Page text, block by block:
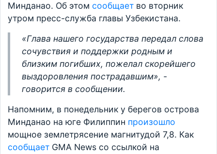
Минданао. Об этом сообщает во вторник
утром пресс-служба главы Узбекистана.
«Глава нашего государства передал слова
сочувствия и поддержки родным и
близким погибших, пожелал скорейшего
выздоровления пострадавшим», -
говорится в сообщении.
Напомним, в понедельник у берегов острова
Минданао на юге Филиппин произошло
мощное землетрясение магнитудой 7,8. Как
сообщает GMA News со ссылкой на